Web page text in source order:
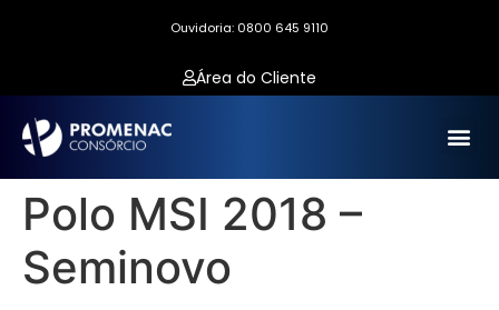
Ouvidoria: 0800 645 9110
Área do Cliente
Polo MSI 2018 –
Seminovo